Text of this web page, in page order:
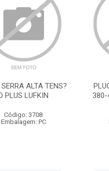
ALTA TENS?
PLUS LUFKIN
Código: 3708
Embalagem: PC
380-